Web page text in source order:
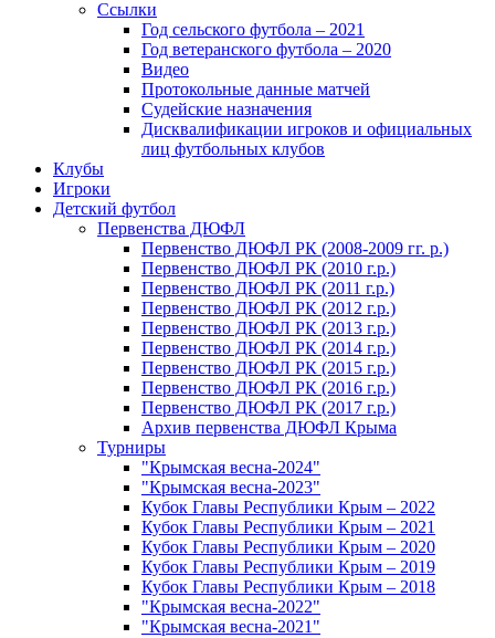
Ссылки
Год сельского футбола – 2021
Год ветеранского футбола – 2020
Видео
Протокольные данные матчей
Судейские назначения
Дисквалификации игроков и официальных
лиц футбольных клубов
Клубы
Игроки
Детский футбол
Первенства ДЮФЛ
Первенство ДЮФЛ РК (2008-2009 гг. р.)
Первенство ДЮФЛ РК (2010 г.р.)
Первенство ДЮФЛ РК (2011 г.р.)
Первенство ДЮФЛ РК (2012 г.р.)
Первенство ДЮФЛ РК (2013 г.р.)
Первенство ДЮФЛ РК (2014 г.р.)
Первенство ДЮФЛ РК (2015 г.р.)
Первенство ДЮФЛ РК (2016 г.р.)
Первенство ДЮФЛ РК (2017 г.р.)
Архив первенства ДЮФЛ Крыма
Турниры
"Крымская весна-2024"
"Крымская весна-2023"
Кубок Главы Республики Крым – 2022
Кубок Главы Республики Крым – 2021
Кубок Главы Республики Крым – 2020
Кубок Главы Республики Крым – 2019
Кубок Главы Республики Крым – 2018
"Крымская весна-2022"
"Крымская весна-2021"